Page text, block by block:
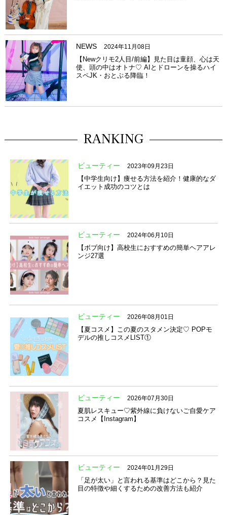
NEWS 2024年11月08日
【Newクリモ2人目/前編】見た目は童顔、心は天
使、頭の中はオトナ♡ AIとドローンを操るハイ
スペJK・おとぷる降臨！
RANKING
ビューティー 2023年09月23日
【中学生向け】痩せる方法を紹介！健康的なダ
イエット成功のコツとは
ビューティー 2024年06月10日
【ボブ向け】高校生におすすめの簡単ヘアアレ
ンジ27選
ビューティー 2026年08月01日
【夏コスメ】この夏のスタメン決定♡ POPモ
デルの推しコスメLIST①
ビューティー 2026年07月30日
夏肌レスキュー♡紫外線に負けないご自愛ケア
コスメ【Instagram】
ビューティー 2024年01月29日
「足が太い」と言われる基準はどこから？見た
目の特徴や細くするための改善方法も紹介